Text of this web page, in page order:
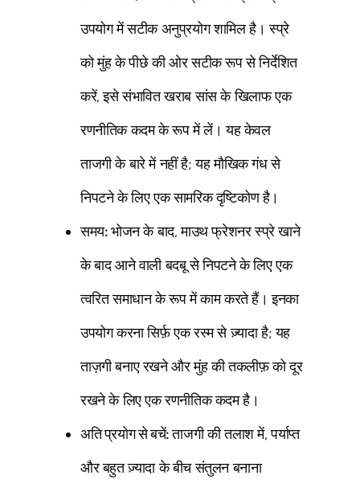
उपयोग में सटीक अनुप्रयोग शामिल है। स्प्रे
को मुंह के पीछे की ओर सटीक रूप से निर्देशित
करें, इसे संभावित खराब सांस के खिलाफ एक
रणनीतिक कदम के रूप में लें। यह केवल
ताजगी के बारे में नहीं है; यह मौखिक गंध से
निपटने के लिए एक सामरिक दृष्टिकोण है।
समय:भोजन के बाद, माउथ फ्रेशनर स्प्रे खाने
के बाद आने वाली बदबू से निपटने के लिए एक
त्वरित समाधान के रूप में काम करते हैं। इनका
उपयोग करना सिर्फ़ एक रस्म से ज़्यादा है; यह
ताज़गी बनाए रखने और मुंह की तकलीफ़ को दूर
रखने के लिए एक रणनीतिक कदम है।
अति प्रयोग से बचें:ताजगी की तलाश में, पर्याप्त
और बहुत ज़्यादा के बीच संतुलन बनाना